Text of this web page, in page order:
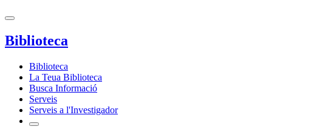
Biblioteca
Biblioteca
La Teua Biblioteca
Busca Informació
Serveis
Serveis a l'Investigador